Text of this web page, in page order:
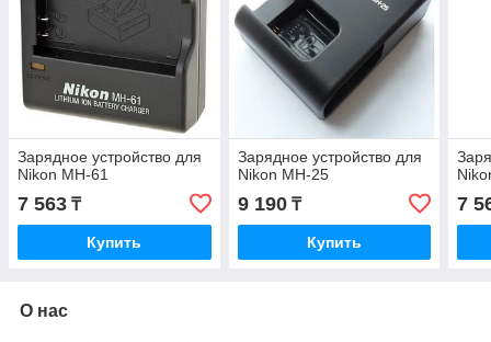
Зарядное устройство для
Nikon MH-61
7 563 ₸
Купить
Зарядное устройство для
Nikon MH-25
9 190₸
Купить
7
О нас